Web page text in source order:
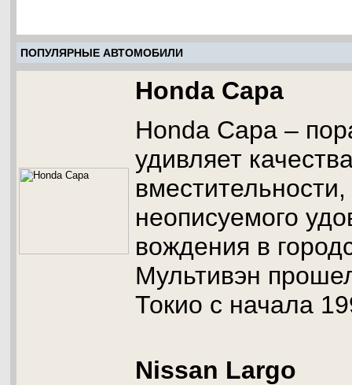
ПОПУЛЯРНЫЕ АВТОМОБИЛИ
Honda Capa
Honda Capa –
удивляет
неописуемого
вождения в
Мультивэн
Токио с начала
Nissan Largo